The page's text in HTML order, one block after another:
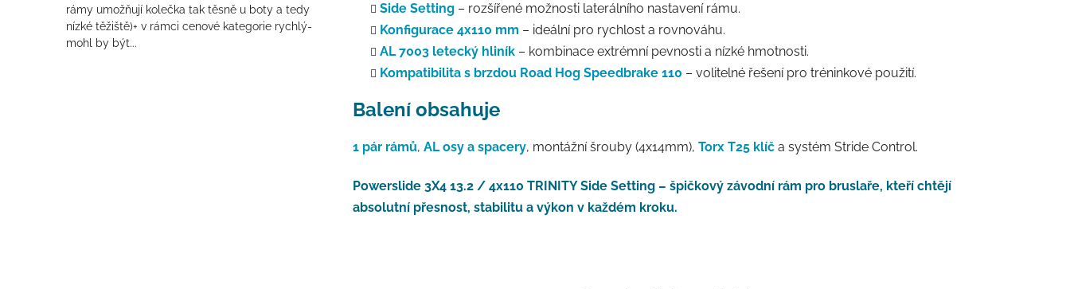
rámy umožňují kolečka tak těsně u boty a tedy
nízké těžiště)+ v rámci cenové kategorie rychlý-
mohl by být...
Side Setting – rozšířené možnosti laterálního nastavení rámu.
Konfigurace 4x110 mm – ideální pro rychlost a rovnováhu.
AL 7003 letecký hliník – kombinace extrémní pevnosti a nízké hmotnosti.
Kompatibilita s brzdou Road Hog Speedbrake 110 – volitelné řešení pro tréninkové použití.
Balení obsahuje
1 pár rámů, AL osy a spacery, montážní šrouby (4x14mm), Torx T25 klíč a systém Stride Control.
Powerslide 3X4 13.2 / 4x110 TRINITY Side Setting – špičkový závodní rám pro bruslaře, kteří chtějí
absolutní přesnost, stabilitu a výkon v každém kroku.